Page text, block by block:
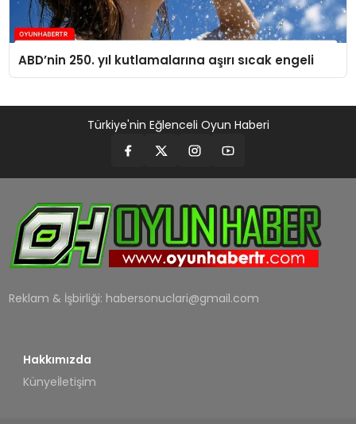
ABD’nin 250. yıl kutlamalarına aşırı sıcak engeli
Türkiye'nin Eğlenceli Oyun Haberi
Reklam & İşbirliği: habersonuclari@gmail.com
Hakkımızda
Künyeİletişim